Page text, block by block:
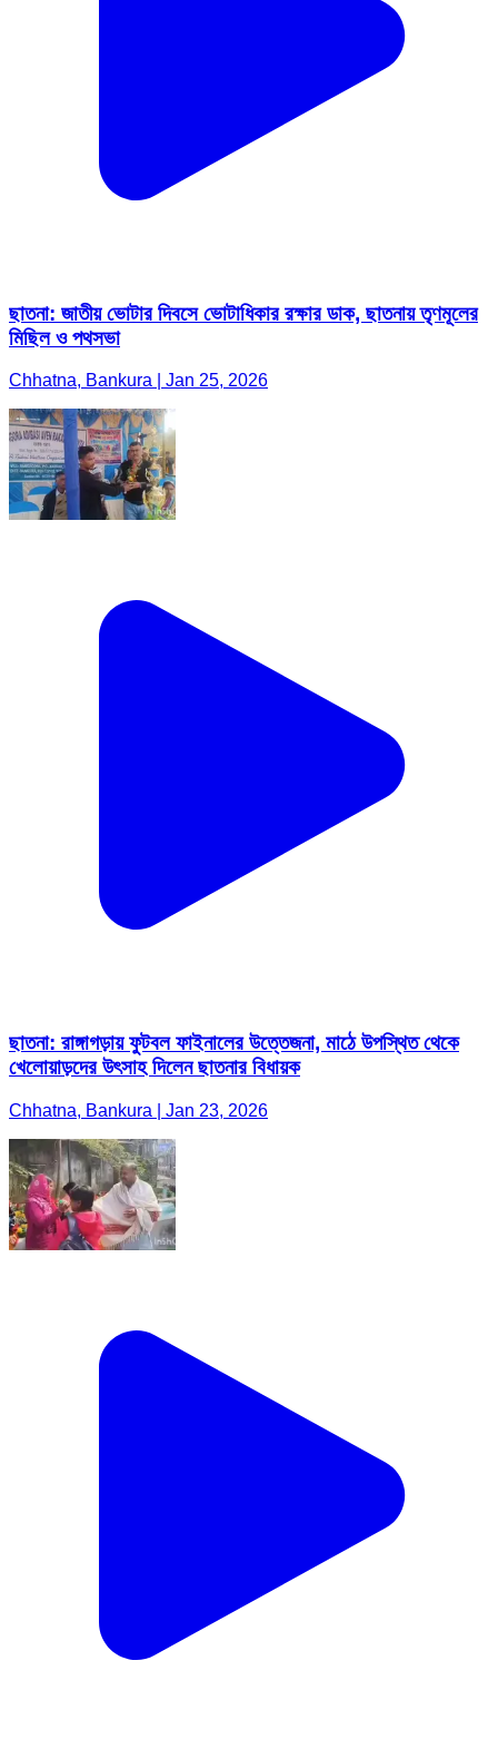
ছাতনা: জাতীয় ভোটার দিবসে ভোটাধিকার রক্ষার ডাক, ছাতনায় তৃণমূলের
মিছিল ও পথসভা
Chhatna, Bankura | Jan 25, 2026
ছাতনা: রাঙ্গাগড়ায় ফুটবল ফাইনালের উত্তেজনা, মাঠে উপস্থিত থেকে
খেলোয়াড়দের উৎসাহ দিলেন ছাতনার বিধায়ক
Chhatna, Bankura | Jan 23, 2026